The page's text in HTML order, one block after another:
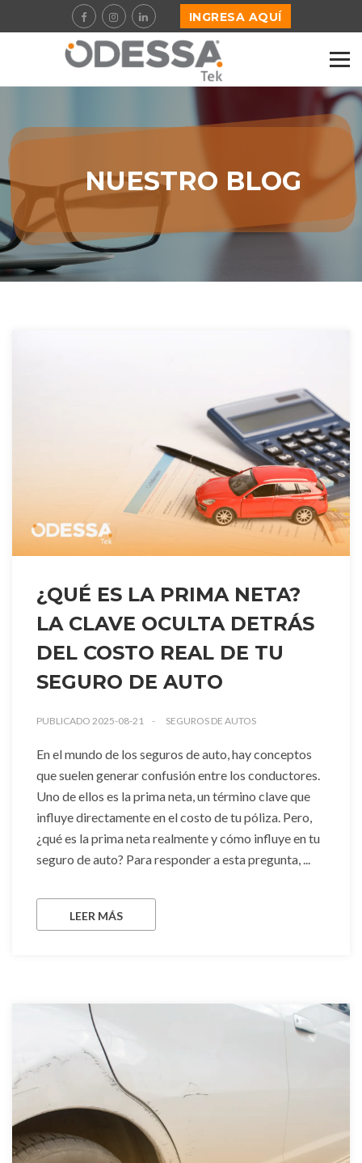
INGRESA AQUÍ
NUESTRO BLOG
¿QUÉ ES LA PRIMA NETA?
LA CLAVE OCULTA DETRÁS
DEL COSTO REAL DE TU
SEGURO DE AUTO
PUBLICADO 2025-08-21 SEGUROS DE AUTOS
En el mundo de los seguros de auto, hay conceptos
que suelen generar confusión entre los conductores.
Uno de ellos es la prima neta, un término clave que
influye directamente en el costo de tu póliza. Pero,
¿qué es la prima neta realmente y cómo influye en tu
seguro de auto? Para responder a esta pregunta, ...
LEER MÁS